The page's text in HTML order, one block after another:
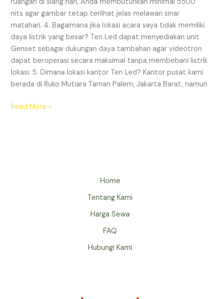
nits agar gambar tetap terlihat jelas melawan sinar
matahari. 4. Bagaimana jika lokasi acara saya tidak memiliki
daya listrik yang besar? Ten Led dapat menyediakan unit
Genset sebagai dukungan daya tambahan agar videotron
dapat beroperasi secara maksimal tanpa membebani listrik
lokasi. 5. Dimana lokasi kantor Ten Led? Kantor pusat kami
berada di Ruko Mutiara Taman Palem, Jakarta Barat, namun
Read More »
Home
Tentang Kami
Harga Sewa
FAQ
Hubungi Kami